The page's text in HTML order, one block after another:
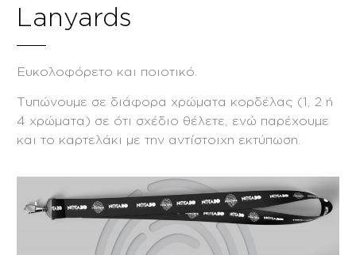
Lanyards
Ευκολοφόρετο και ποιοτικό.
Τυπώνουμε σε διάφορα χρώματα κορδέλας (1, 2 ή
4 χρώματα) σε ότι σχέδιο θέλετε, ενώ παρέχουμε
και το καρτελάκι με την αντίστοιχη εκτύπωση.